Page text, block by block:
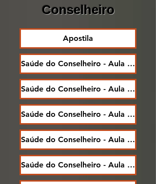
Conselheiro
Apostila
Saúde do Conselheiro - Aula 1/1
Saúde do Conselheiro - Aula 1/2
Saúde do Conselheiro - Aula 2/1
Saúde do Conselheiro - Aula 2/2
Saúde do Conselheiro - Aula 3/1